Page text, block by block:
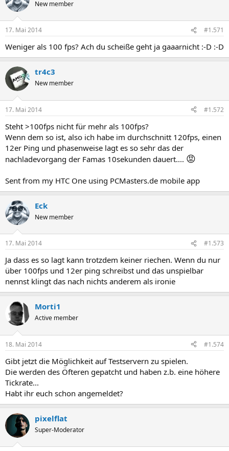
New member
17. Mai 2014 #1.571
Weniger als 100 fps? Ach du scheiße geht ja gaaarnicht :-D :-D
tr4c3
New member
17. Mai 2014 #1.572
Steht >100fps nicht für mehr als 100fps?
Wenn dem so ist, also ich habe im durchschnitt 120fps, einen
12er Ping und phasenweise lagt es so sehr das der
nachladevorgang der Famas 10sekunden dauert.... 😡
Sent from my HTC One using PCMasters.de mobile app
Eck
New member
17. Mai 2014 #1.573
Ja dass es so lagt kann trotzdem keiner riechen. Wenn du nur
über 100fps und 12er ping schreibst und das unspielbar
nennst klingt das nach nichts anderem als ironie
Morti1
Active member
18. Mai 2014 #1.574
Gibt jetzt die Möglichkeit auf Testservern zu spielen.
Die werden des Öfteren gepatcht und haben z.b. eine höhere
Tickrate...
Habt ihr euch schon angemeldet?
pixelflat
Super-Moderator